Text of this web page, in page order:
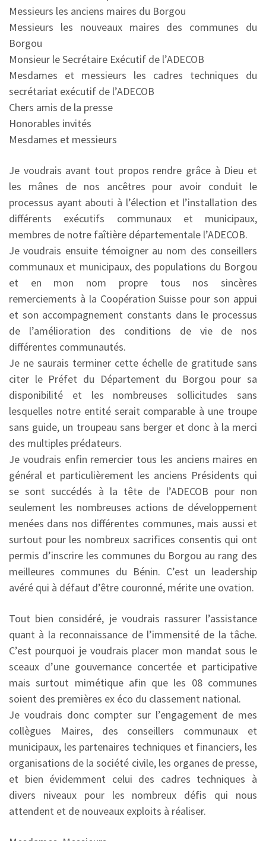
Messieurs les anciens maires du Borgou
Messieurs les nouveaux maires des communes du
Borgou
Monsieur le Secrétaire Exécutif de l’ADECOB
Mesdames et messieurs les cadres techniques du
secrétariat exécutif de l’ADECOB
Chers amis de la presse
Honorables invités
Mesdames et messieurs
Je voudrais avant tout propos rendre grâce à Dieu et
les mânes de nos ancêtres pour avoir conduit le
processus ayant abouti à l’élection et l’installation des
différents exécutifs communaux et municipaux,
membres de notre faîtière départementale l’ADECOB.
Je voudrais ensuite témoigner au nom des conseillers
communaux et municipaux, des populations du Borgou
et en mon nom propre tous nos sincères
remerciements à la Coopération Suisse pour son appui
et son accompagnement constants dans le processus
de l’amélioration des conditions de vie de nos
différentes communautés.
Je ne saurais terminer cette échelle de gratitude sans
citer le Préfet du Département du Borgou pour sa
disponibilité et les nombreuses sollicitudes sans
lesquelles notre entité serait comparable à une troupe
sans guide, un troupeau sans berger et donc à la merci
des multiples prédateurs.
Je voudrais enfin remercier tous les anciens maires en
général et particulièrement les anciens Présidents qui
se sont succédés à la tête de l’ADECOB pour non
seulement les nombreuses actions de développement
menées dans nos différentes communes, mais aussi et
surtout pour les nombreux sacrifices consentis qui ont
permis d’inscrire les communes du Borgou au rang des
meilleures communes du Bénin. C’est un leadership
avéré qui à défaut d’être couronné, mérite une ovation.
Tout bien considéré, je voudrais rassurer l’assistance
quant à la reconnaissance de l’immensité de la tâche.
C’est pourquoi je voudrais placer mon mandat sous le
sceaux d’une gouvernance concertée et participative
mais surtout mimétique afin que les 08 communes
soient des premières ex éco du classement national.
Je voudrais donc compter sur l’engagement de mes
collègues Maires, des conseillers communaux et
municipaux, les partenaires techniques et financiers, les
organisations de la société civile, les organes de presse,
et bien évidemment celui des cadres techniques à
divers niveaux pour les nombreux défis qui nous
attendent et de nouveaux exploits à réaliser.